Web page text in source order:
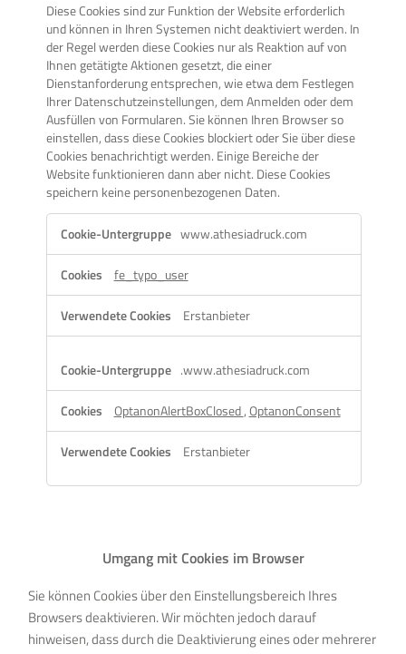
Diese Cookies sind zur Funktion der Website erforderlich
und können in Ihren Systemen nicht deaktiviert werden. In
der Regel werden diese Cookies nur als Reaktion auf von
Ihnen getätigte Aktionen gesetzt, die einer
Dienstanforderung entsprechen, wie etwa dem Festlegen
Ihrer Datenschutzeinstellungen, dem Anmelden oder dem
Ausfüllen von Formularen. Sie können Ihren Browser so
einstellen, dass diese Cookies blockiert oder Sie über diese
Cookies benachrichtigt werden. Einige Bereiche der
Website funktionieren dann aber nicht. Diese Cookies
speichern keine personenbezogenen Daten.
erforderliche
Cookies
www.athesiadruck.com
fe_typo_user
Erstanbieter
.www.athesiadruck.com
OptanonAlertBoxClosed, OptanonConsent
Erstanbieter
Umgang mit Cookies im Browser
Sie können Cookies über den Einstellungsbereich Ihres
Browsers deaktivieren. Wir möchten jedoch darauf
hinweisen, dass durch die Deaktivierung eines oder mehrerer